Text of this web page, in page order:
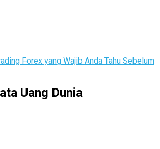
Forex yang Wajib Anda Tahu Sebelum
Uang Dunia